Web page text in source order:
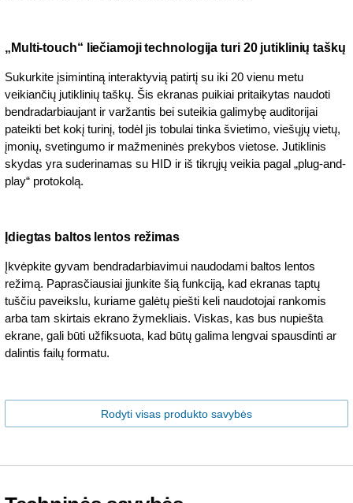
„Multi-touch“ liečiamoji technologija turi 20 jutiklinių taškų
Sukurkite įsimintiną interaktyvią patirtį su iki 20 vienu metu
veikiančių jutiklinių taškų. Šis ekranas puikiai pritaikytas naudoti
bendradarbiaujant ir varžantis bei suteikia galimybę auditorijai
pateikti bet kokį turinį, todėl jis tobulai tinka švietimo, viešųjų vietų,
įmonių, svetingumo ir mažmeninės prekybos vietose. Jutiklinis
skydas yra suderinamas su HID ir iš tikrųjų veikia pagal „plug-and-
play“ protokolą.
Įdiegtas baltos lentos režimas
Įkvėpkite gyvam bendradarbiavimui naudodami baltos lentos
režimą. Paprasčiausiai įjunkite šią funkciją, kad ekranas taptų
tuščiu paveikslu, kuriame galėtų piešti keli naudotojai rankomis
arba tam skirtais ekrano žymekliais. Viskas, kas bus nupiešta
ekrane, gali būti užfiksuota, kad būtų galima lengvai spausdinti ar
dalintis failų formatu.
Rodyti visas produkto savybės